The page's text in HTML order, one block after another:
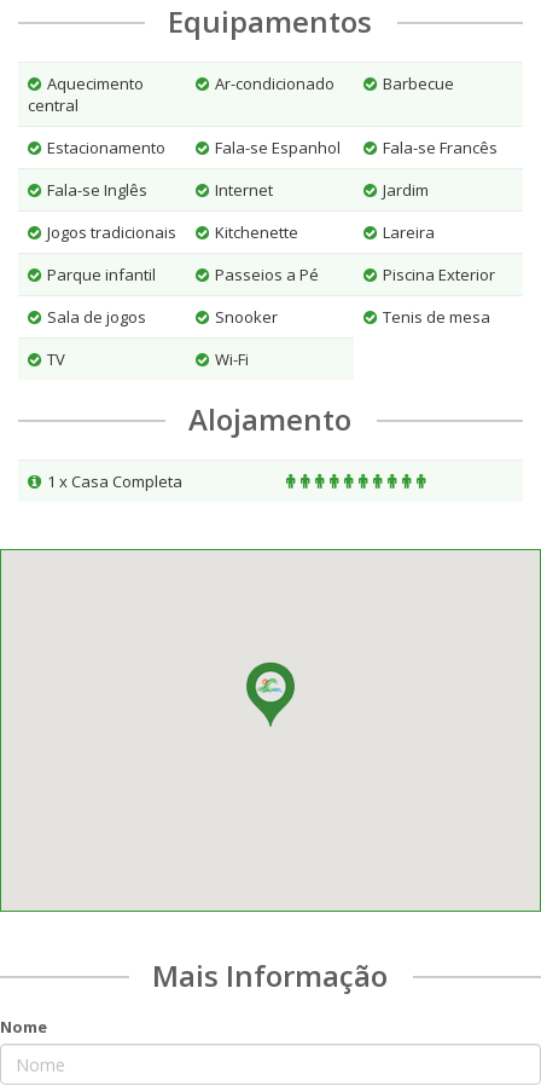
Equipamentos
Aquecimento
central
Ar-condicionado Barbecue
Estacionamento Fala-se Espanhol
Fala-se Francês
Fala-se Inglês
Internet
Jardim
Jogos tradicionais
Kitchenette
Lareira
Parque infantil
Passeios a Pé
Piscina Exterior
Sala de jogos
Snooker
Tenis de mesa
TV
Wi-Fi
Alojamento
1 x Casa Completa
Mais Informação
Nome